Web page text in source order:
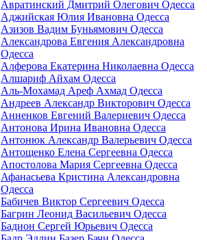
Авратинский Дмитрий Олегович Одесса
Аджийская Юлия Ивановна Одесса
Азизов Вадим Буньямович Одесса
Александрова Евгения Александровна
Одесса
Алферова Екатерина Николаевна Одесса
Алшариф Айхам Одесса
Аль-Мохамад Ареф Ахмад Одесса
Андреев Александр Викторович Одесса
Анненков Евгений Валериевич Одесса
Антонова Ирина Ивановна Одесса
Антонюк Александр Валерьевич Одесса
Антощенко Елена Сергеевна Одесса
Апостолова Мария Сергеевна Одесса
Афанасьева Кристина Александровна
Одесса
Бабичев Виктор Сергеевич Одесса
Багрин Леонид Васильевич Одесса
Бадион Сергей Юрьевич Одесса